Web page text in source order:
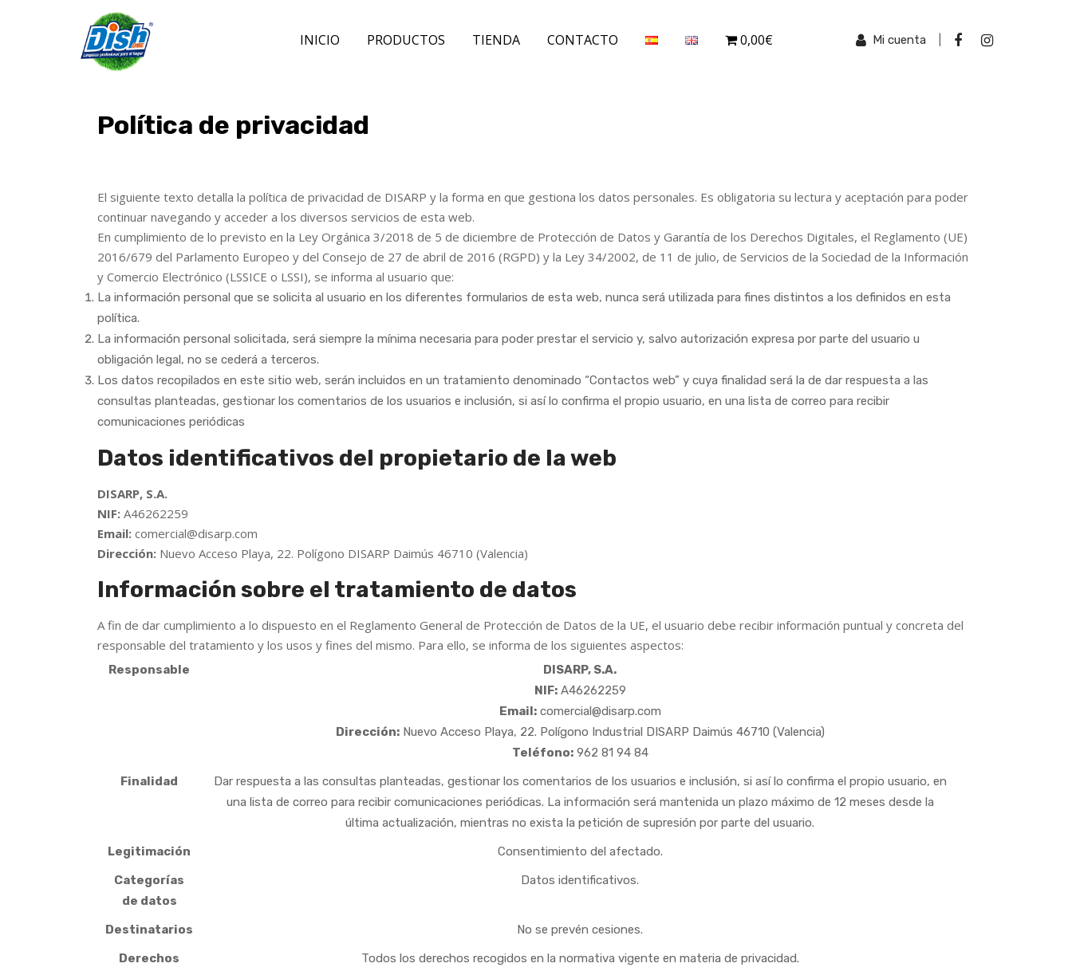
Mi cuenta
INICIO PRODUCTOS TIENDA CONTACTO 0,00€
Política de privacidad
El siguiente texto detalla la política de privacidad de DISARP y la forma en que gestiona los datos personales. Es obligatoria su lectura y aceptación para poder
continuar navegando y acceder a los diversos servicios de esta web.
En cumplimiento de lo previsto en la Ley Orgánica 3/2018 de 5 de diciembre de Protección de Datos y Garantía de los Derechos Digitales, el Reglamento (UE)
2016/679 del Parlamento Europeo y del Consejo de 27 de abril de 2016 (RGPD) y la Ley 34/2002, de 11 de julio, de Servicios de la Sociedad de la Información
y Comercio Electrónico (LSSICE o LSSI), se informa al usuario que:
La información personal que se solicita al usuario en los diferentes formularios de esta web, nunca será utilizada para fines distintos a los definidos en esta
política.
La información personal solicitada, será siempre la mínima necesaria para poder prestar el servicio y, salvo autorización expresa por parte del usuario u
obligación legal, no se cederá a terceros.
Los datos recopilados en este sitio web, serán incluidos en un tratamiento denominado “Contactos web” y cuya finalidad será la de dar respuesta a las
consultas planteadas, gestionar los comentarios de los usuarios e inclusión, si así lo confirma el propio usuario, en una lista de correo para recibir
comunicaciones periódicas
Datos identificativos del propietario de la web
DISARP, S.A.
NIF: A46262259
Email: comercial@disarp.com
Dirección: Nuevo Acceso Playa, 22. Polígono DISARP Daimús 46710 (Valencia)
Información sobre el tratamiento de datos
A fin de dar cumplimiento a lo dispuesto en el Reglamento General de Protección de Datos de la UE, el usuario debe recibir información puntual y concreta del
responsable del tratamiento y los usos y fines del mismo. Para ello, se informa de los siguientes aspectos:
Responsable
DISARP, S.A.
NIF:A46262259
Email:comercial@disarp.com
Dirección:Nuevo Acceso Playa, 22. Polígono Industrial DISARP Daimús 46710 (Valencia)
Teléfono:962 81 94 84
Finalidad
Dar respuesta a las consultas planteadas, gestionar los comentarios de los usuarios e inclusión, si así lo confirma el propio usuario, en
una lista de correo para recibir comunicaciones periódicas. La información será mantenida un plazo máximo de 12 meses desde la
última actualización, mientras no exista la petición de supresión por parte del usuario.
Legitimación
Consentimiento del afectado.
Categorías
de datos
Datos identificativos.
Destinatarios
No se prevén cesiones.
Derechos
Todos los derechos recogidos en la normativa vigente en materia de privacidad.